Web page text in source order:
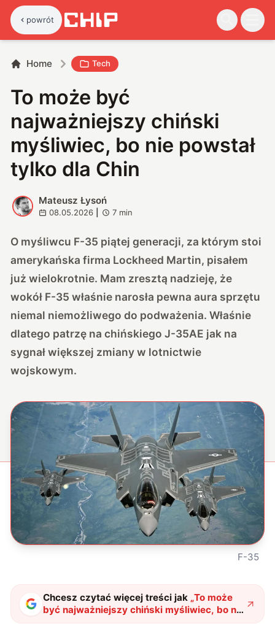
powrót
Home Tech
To może być
najważniejszy chiński
myśliwiec, bo nie powstał
tylko dla Chin
M
Mateusz Łysoń
08.05.2026 7 min
O myśliwcu F-35 piątej generacji, za którym stoi
amerykańska firma Lockheed Martin, pisałem
już wielokrotnie. Mam zresztą nadzieję, że
wokół F-35 właśnie narosła pewna aura sprzętu
niemal niemożliwego do podważenia. Właśnie
dlatego patrzę na chińskiego J-35AE jak na
sygnał większej zmiany w lotnictwie
wojskowym.
F-35
Chcesz czytać więcej treści jak „To może
być najważniejszy chiński myśliwiec, bo nie
powstał tylko dla Chin"?